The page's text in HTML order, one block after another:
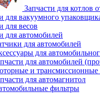
Запчасти для котлов
для вакуумного
для весов
для автомобилей
для автомобилей
для
для автомобилей
и трансмиссионные
для автомагнитол
фильтры